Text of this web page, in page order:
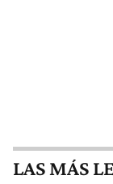
LAS MÁS